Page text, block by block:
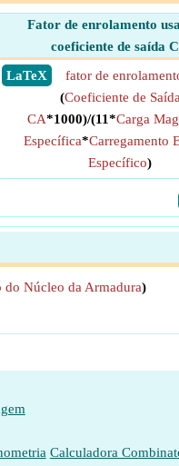
Fator de enrolamento
coeficiente de saída
​ LaTeX
fator de
(Coeficiente de Saída
CA*1000)/(11*Carga
Específica*Carregamento
Específico)
do Núcleo da Armadura)
Calculadora